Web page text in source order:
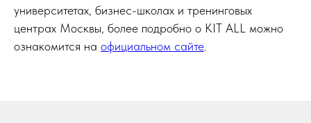
университетах, бизнес-школах и тренинговых
центрах Москвы, более подробно о KIT ALL можно
ознакомится на официальном сайте